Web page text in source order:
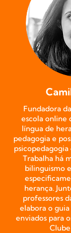
Fundadora
escola online
língua de
pedagogia e
Trabalha há
bilinguismo
herança.
professores
elabora o
enviados para